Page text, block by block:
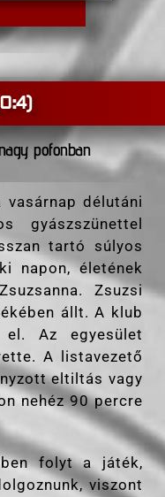
pofonban
délutáni
gyászszünettel
tartó súlyos
napon, életének
Zsuzsi
állt. A klub
Az egyesület
A listavezető
eltiltás vagy
nehéz 90 percre
folyt a játék,
viszont